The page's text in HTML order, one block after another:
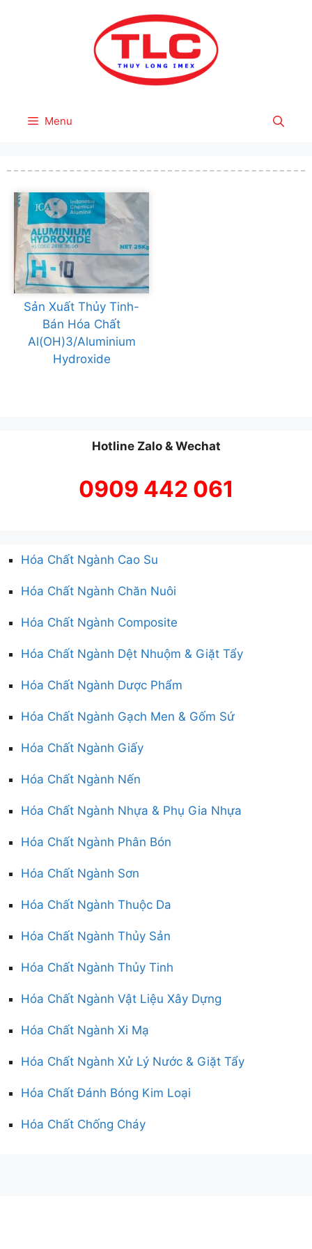
Menu
Sản Xuất Thủy Tinh-
Bán Hóa Chất
Al(OH)3/Aluminium
Hydroxide
Hotline Zalo & Wechat
0909 442 061
Hóa Chất Ngành Cao Su
Hóa Chất Ngành Chăn Nuôi
Hóa Chất Ngành Composite
Hóa Chất Ngành Dệt Nhuộm & Giặt Tẩy
Hóa Chất Ngành Dược Phẩm
Hóa Chất Ngành Gạch Men & Gốm Sứ
Hóa Chất Ngành Giấy
Hóa Chất Ngành Nến
Hóa Chất Ngành Nhựa & Phụ Gia Nhựa
Hóa Chất Ngành Phân Bón
Hóa Chất Ngành Sơn
Hóa Chất Ngành Thuộc Da
Hóa Chất Ngành Thủy Sản
Hóa Chất Ngành Thủy Tinh
Hóa Chất Ngành Vật Liệu Xây Dựng
Hóa Chất Ngành Xi Mạ
Hóa Chất Ngành Xử Lý Nước & Giặt Tẩy
Hóa Chất Đánh Bóng Kim Loại
Hóa Chất Chống Cháy